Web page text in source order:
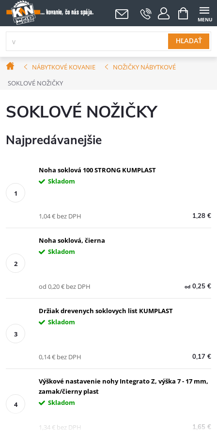
Prejsť
na
obsah
HĽADAŤ
NÁKUPNÝ
KOŠÍK
DomovNÁBYTKOVÉ KOVANIE
NOŽIČKY NÁBYTKOVÉ
SOKLOVÉ NOŽIČKY
SOKLOVÉ NOŽIČKY
Najpredávanejšie
Noha soklová 100 STRONG KUMPLAST
Skladom
1,28 €
1,04 € bez DPH
Noha soklová, čierna
Skladom
od0,25 €
od 0,20 € bez DPH
Držiak drevenych soklovych list KUMPLAST
Skladom
0,17 €
0,14 € bez DPH
Výškové nastavenie nohy Integrato Z, výška 7 - 17 mm,
zamak/čierny plast
Skladom
1,65 €
1,34 € bez DPH